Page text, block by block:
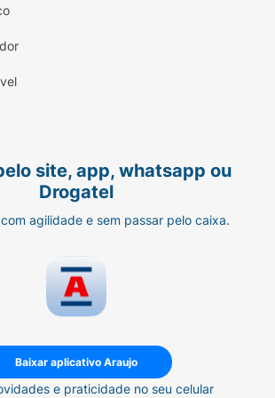
(equivalente a 4g de
Novalgina® Flash:
alívio de dores de
a severa¹;
que serve): potencializa o
da dipirona e contribui para
rápida* que a dipirona 1g
a partir de 15 a 30 minutos*;
na dor de cabeça**;
de Novalgina® Flash
site, app, whatsapp ou
Drogatel
agilidade e sem passar pelo caixa.
Baixar aplicativo Araujo
e praticidade no seu celular